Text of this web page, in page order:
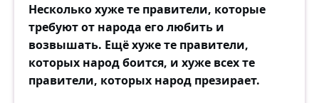
Несколько хуже те правители, которые
требуют от народа его любить и
возвышать. Ещё хуже те правители,
которых народ боится, и хуже всех те
правители, которых народ презирает.